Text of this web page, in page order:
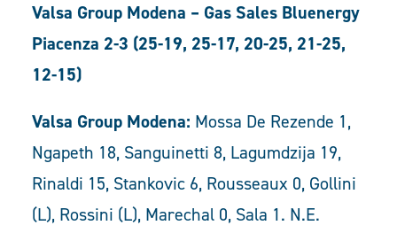
Valsa Group Modena – Gas Sales Bluenergy
Piacenza 2-3 (25-19, 25-17, 20-25, 21-25,
12-15)
Valsa Group Modena: Mossa De Rezende 1,
Ngapeth 18, Sanguinetti 8, Lagumdzija 19,
Rinaldi 15, Stankovic 6, Rousseaux 0, Gollini
(L), Rossini (L), Marechal 0, Sala 1. N.E.